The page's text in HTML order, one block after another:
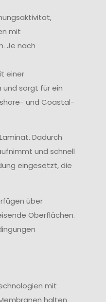
mit
Je nach
einer
sorgt für ein
und Coastal-
Dadurch
und schnell
eingesetzt, die
über
Oberflächen.
mit
halten